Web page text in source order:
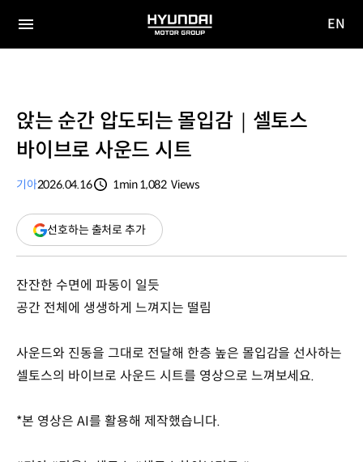
전체
HYUNDAI
MOTOR
EN
앉는 순간 압도되는 몰입감｜셀토스
바이브로 사운드 시트
기아2026.04.16
1min1,082 Views
선호하는 출처로 추가(새
창
잔잔한 수면에 파동이 일듯
공간 전체에 생생하게 느껴지는 떨림
사운드와 진동을 그대로 전달해 한층 높은 몰입감을 선사하는
셀토스의 바이브로 사운드 시트를 영상으로 느껴보세요.
*본 영상은 AI를 활용해 제작했습니다.